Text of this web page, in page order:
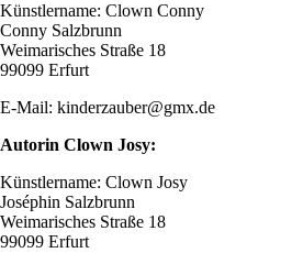
Künstlername: Clown Conny
Conny Salzbrunn
Weimarisches Straße 18
99099 Erfurt
E-Mail: kinderzauber@gmx.de
Autorin Clown Josy:
Künstlername: Clown Josy
Joséphin Salzbrunn
Weimarisches Straße 18
99099 Erfurt